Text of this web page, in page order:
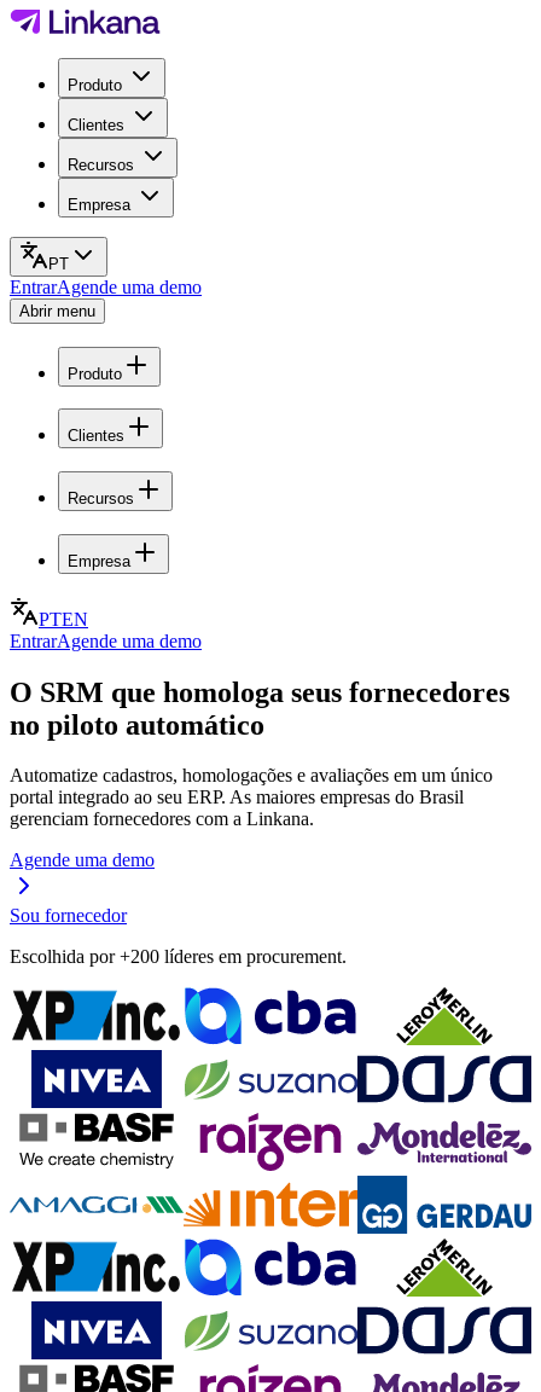
Produto
Clientes
Recursos
Empresa
PT
EntrarAgende uma demo
Abrir menu
Produto
Clientes
Recursos
Empresa
PTEN
EntrarAgende uma demo
O SRM que homologa seus fornecedores
no piloto automático
Automatize cadastros, homologações e avaliações em um único
portal integrado ao seu ERP. As maiores empresas do Brasil
gerenciam fornecedores com a Linkana.
Agende uma demo
Sou fornecedor
Escolhida por +200 líderes em procurement.